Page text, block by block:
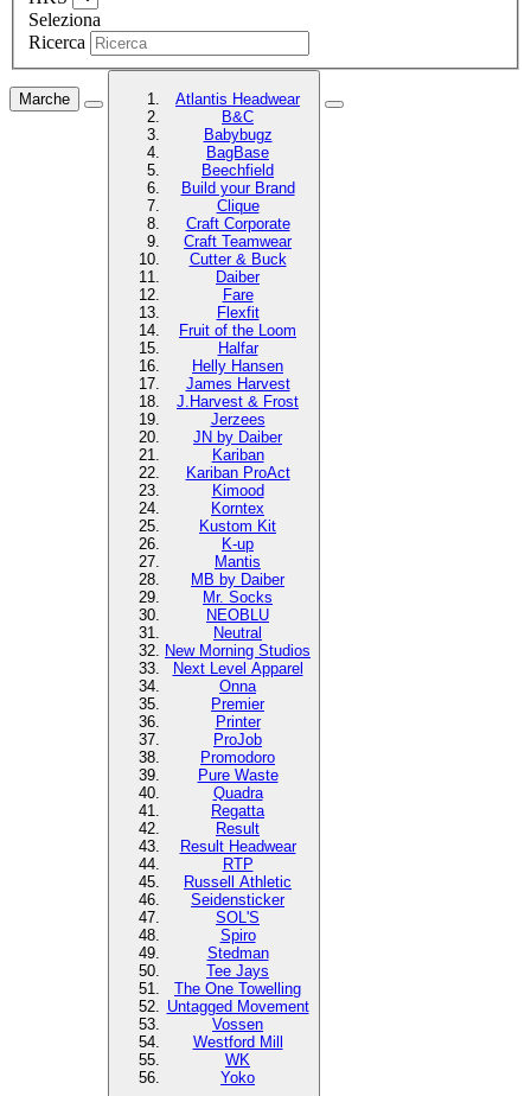
Seleziona
Ricerca
Marche
Atlantis Headwear
B&C
Babybugz
BagBase
Beechfield
Build your Brand
Clique
Craft Corporate
Craft Teamwear
Cutter & Buck
Daiber
Fare
Flexfit
Fruit of the Loom
Halfar
Helly Hansen
James Harvest
J.Harvest & Frost
Jerzees
JN by Daiber
Kariban
Kariban ProAct
Kimood
Korntex
Kustom Kit
K-up
Mantis
MB by Daiber
Mr. Socks
NEOBLU
Neutral
New Morning Studios
Next Level Apparel
Onna
Premier
Printer
ProJob
Promodoro
Pure Waste
Quadra
Regatta
Result
Result Headwear
RTP
Russell Athletic
Seidensticker
SOL'S
Spiro
Stedman
Tee Jays
The One Towelling
Untagged Movement
Vossen
Westford Mill
WK
Yoko